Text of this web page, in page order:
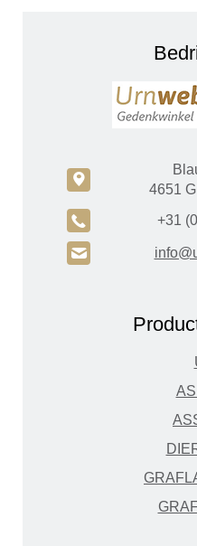
c
4651
A +31
H